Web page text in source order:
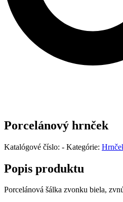
Porcelánový hrnček
Katalógové číslo: - Kategórie:
Popis produktu
Porcelánová šálka zvonku biela,